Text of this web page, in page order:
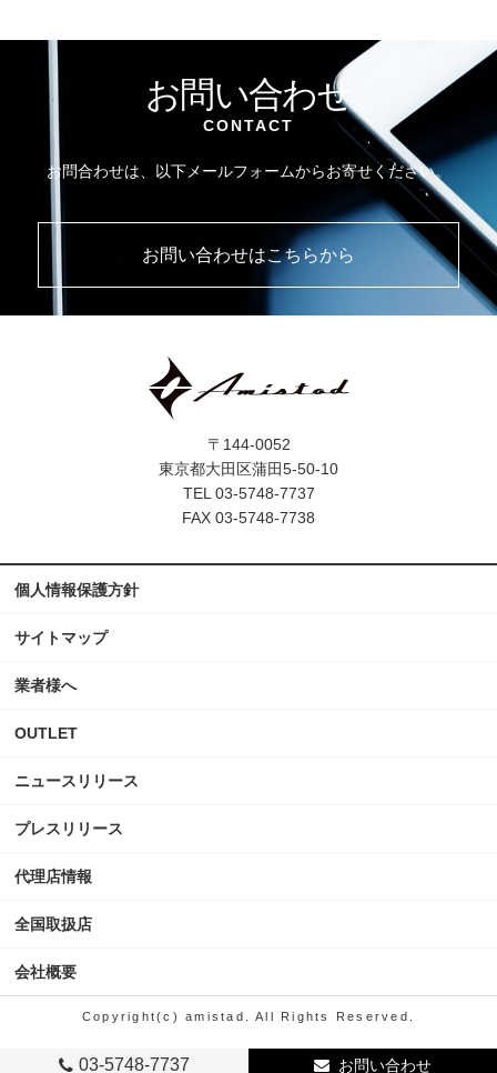
03-5748-7737 お問い合わせ
お問い合わせ
CONTACT
お問合わせは、以下メールフォームからお寄せください。
お問い合わせはこちらから
〒144-0052
東京都大田区蒲田5-50-10
TEL 03-5748-7737
FAX 03-5748-7738
ニュースリリース
プレスリリース
代理店情報
全国取扱店
会社概要
個人情報保護方針
サイトマップ
業者様へ
OUTLET
Copyright(c) amistad. All Rights Reserved.